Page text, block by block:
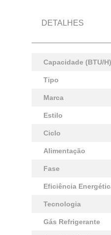
DETALHES
Capacidade (BTU/H)
Tipo
Marca
Estilo
Ciclo
Alimentação
Fase
Eficiência
Tecnologia
Gás Refrigerante